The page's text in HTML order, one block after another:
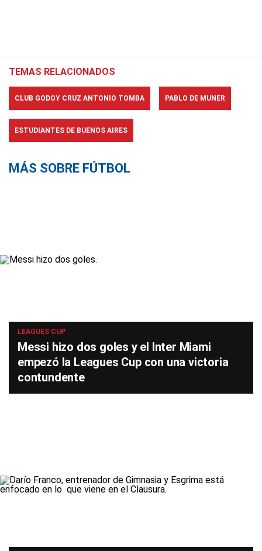
TEMAS RELACIONADOS
CLUB GODOY CRUZ ANTONIO TOMBA PABLO DE MUNER
ESTUDIANTES DE BUENOS AIRES
MÁS SOBRE FÚTBOL
LEAGUES CUP
Messi hizo dos goles y el Inter Miami
empezó la Leagues Cup con una victoria
contundente